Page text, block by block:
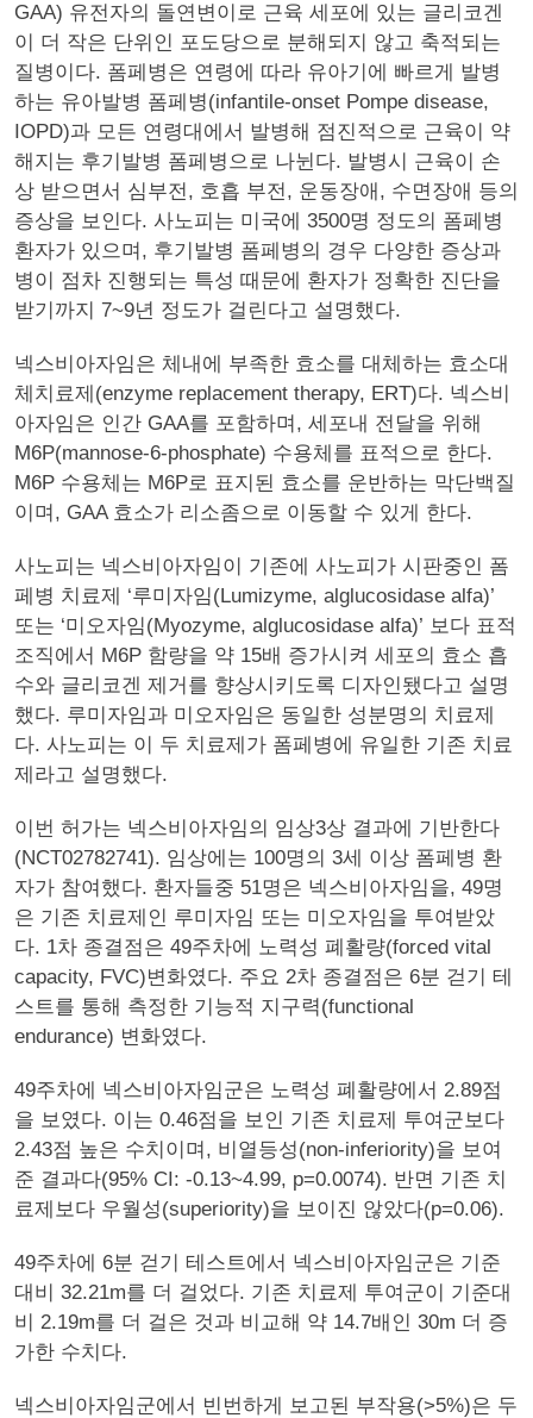
GAA) 유전자의 돌연변이로 근육 세포에 있는 글리코겐
이 더 작은 단위인 포도당으로 분해되지 않고 축적되는
질병이다. 폼페병은 연령에 따라 유아기에 빠르게 발병
하는 유아발병 폼페병(infantile-onset Pompe disease,
IOPD)과 모든 연령대에서 발병해 점진적으로 근육이 약
해지는 후기발병 폼페병으로 나뉜다. 발병시 근육이 손
상 받으면서 심부전, 호흡 부전, 운동장애, 수면장애 등의
증상을 보인다. 사노피는 미국에 3500명 정도의 폼페병
환자가 있으며, 후기발병 폼페병의 경우 다양한 증상과
병이 점차 진행되는 특성 때문에 환자가 정확한 진단을
받기까지 7~9년 정도가 걸린다고 설명했다.
넥스비아자임은 체내에 부족한 효소를 대체하는 효소대
체치료제(enzyme replacement therapy, ERT)다. 넥스비
아자임은 인간 GAA를 포함하며, 세포내 전달을 위해
M6P(mannose-6-phosphate) 수용체를 표적으로 한다.
M6P 수용체는 M6P로 표지된 효소를 운반하는 막단백질
이며, GAA 효소가 리소좀으로 이동할 수 있게 한다.
사노피는 넥스비아자임이 기존에 사노피가 시판중인 폼
페병 치료제 ‘루미자임(Lumizyme, alglucosidase alfa)’
또는 ‘미오자임(Myozyme, alglucosidase alfa)’ 보다 표적
조직에서 M6P 함량을 약 15배 증가시켜 세포의 효소 흡
수와 글리코겐 제거를 향상시키도록 디자인됐다고 설명
했다. 루미자임과 미오자임은 동일한 성분명의 치료제
다. 사노피는 이 두 치료제가 폼페병에 유일한 기존 치료
제라고 설명했다.
이번 허가는 넥스비아자임의 임상3상 결과에 기반한다
(NCT02782741). 임상에는 100명의 3세 이상 폼페병 환
자가 참여했다. 환자들중 51명은 넥스비아자임을, 49명
은 기존 치료제인 루미자임 또는 미오자임을 투여받았
다. 1차 종결점은 49주차에 노력성 폐활량(forced vital
capacity, FVC)변화였다. 주요 2차 종결점은 6분 걷기 테
스트를 통해 측정한 기능적 지구력(functional
endurance) 변화였다.
49주차에 넥스비아자임군은 노력성 폐활량에서 2.89점
을 보였다. 이는 0.46점을 보인 기존 치료제 투여군보다
2.43점 높은 수치이며, 비열등성(non-inferiority)을 보여
준 결과다(95% CI: -0.13~4.99, p=0.0074). 반면 기존 치
료제보다 우월성(superiority)을 보이진 않았다(p=0.06).
49주차에 6분 걷기 테스트에서 넥스비아자임군은 기준
대비 32.21m를 더 걸었다. 기존 치료제 투여군이 기준대
비 2.19m를 더 걸은 것과 비교해 약 14.7배인 30m 더 증
가한 수치다.
넥스비아자임군에서 빈번하게 보고된 부작용(>5%)은 두